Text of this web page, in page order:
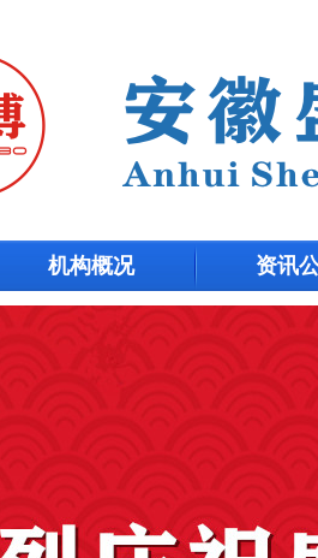
机构概况 资讯